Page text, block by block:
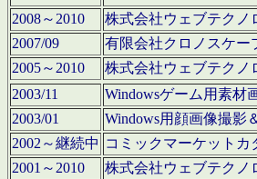
2008～2010
株式会社ウェブテクノ
2007/09
有限会社クロノスケー
2005～2010
株式会社ウェブテクノ
2003/11
Windowsゲーム用素材
2003/01
Windows用顔画像撮影
2002～継続中 コミックマーケットカ
2001～2010
株式会社ウェブテクノ